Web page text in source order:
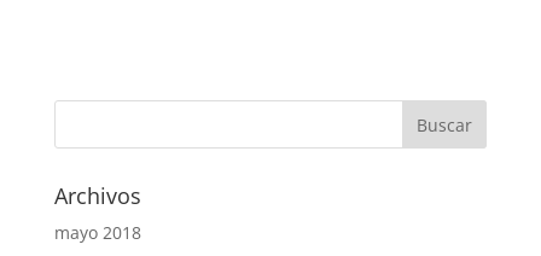
Archivos
mayo 2018